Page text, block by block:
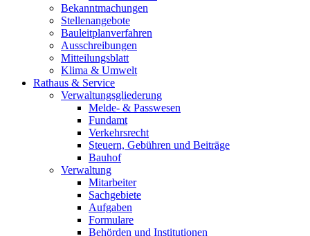
Bekanntmachungen
Stellenangebote
Bauleitplanverfahren
Ausschreibungen
Mitteilungsblatt
Klima & Umwelt
Rathaus & Service
Verwaltungsgliederung
Melde- & Passwesen
Fundamt
Verkehrsrecht
Steuern, Gebühren und Beiträge
Bauhof
Verwaltung
Mitarbeiter
Sachgebiete
Aufgaben
Formulare
Behörden und Institutionen